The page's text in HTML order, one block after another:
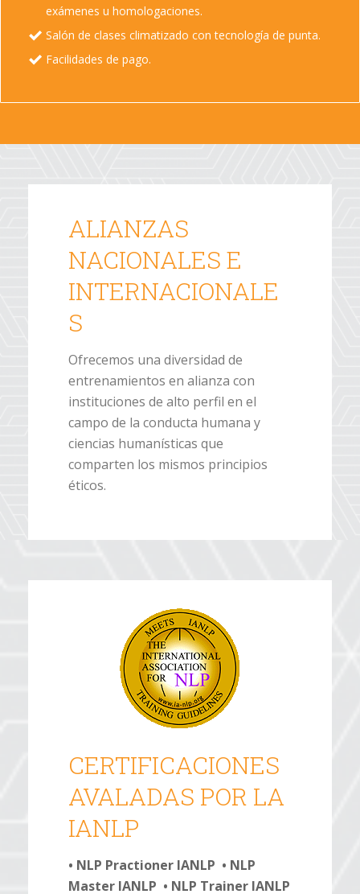
exámenes u homologaciones.
Salón de clases climatizado con tecnología de punta.
Facilidades de pago.
ALIANZAS
NACIONALES E
INTERNACIONALE
S
Ofrecemos una diversidad de
entrenamientos en alianza con
instituciones de alto perfil en el
campo de la conducta humana y
ciencias humanísticas que
comparten los mismos principios
éticos.
CERTIFICACIONES
AVALADAS POR LA
IANLP
• NLP Practioner IANLP • NLP
Master IANLP • NLP Trainer IANLP